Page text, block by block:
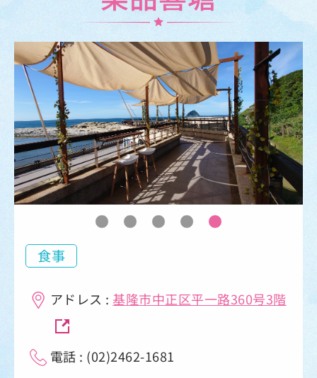
食事
アドレス : 基隆市中正区平一路360号3階
電話 : (02)2462-1681